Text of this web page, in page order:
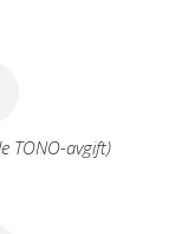
TONO-avgift)